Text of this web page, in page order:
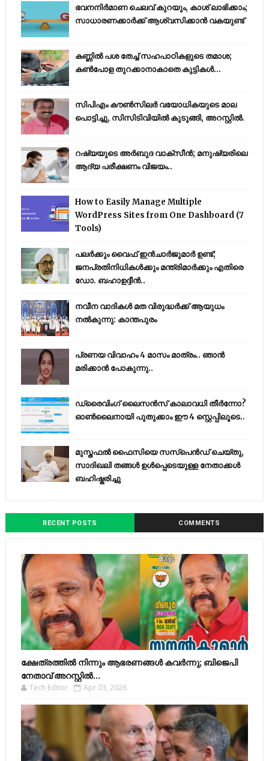
ഭവനനിർമാണ ചെലവ് കുറയും, കാശ് ലാഭിക്കാം;
സാധാരണക്കാർക്ക് ആശ്വസിക്കാൻ വകയുണ്ട്
കണ്ണിൽ പശ തേച്ച് സഹപാഠികളുടെ തമാശ;
കൺപോള തുറക്കാനാകാതെ കുട്ടികൾ...
സിപിഎം കൗണ്‍സിലര്‍ വയോധികയുടെ മാല
പൊട്ടിച്ചു, സിസിടിവിയില്‍ കുടുങ്ങി, അറസ്റ്റില്‍.
റഷ്യയുടെ അര്‍ബുദ വാക്‌സീന്‍; മനുഷ്യരിലെ
ആദ്യ പരീക്ഷണം വിജയം..
How to Easily Manage Multiple
WordPress Sites from One Dashboard (7
Tools)
പലർക്കും വൈഫ് ഇൻചാർജുമാർ ഉണ്ട്;
ജനപ്രതിനിധികൾക്കും മന്ത്രിമാർക്കും എതിരെ
ഡോ. ബഹാഉദ്ദീൻ..
നവീന വാദികൾ മത വിരുദ്ധർക്ക് ആയുധം
നൽകുന്നു: കാന്തപുരം
പ്രണയ വിവാഹം 4 മാസം മാത്രം.. ഞാൻ
മരിക്കാൻ പോകുന്നു..
ഡ്രൈവിംഗ് ലൈസൻസ് കാലാവധി തീർന്നോ?
ഓൺലൈനായി പുതുക്കാം ഈ 4 സ്റ്റെപ്പിലൂടെ..
മുസ്തഫൽ ഫൈസിയെ സസ്‌പെൻഡ് ചെയ്തു,
സാദിഖലി തങ്ങൾ ഉൾപ്പെടെയുള്ള നേതാക്കൾ
ബഹിഷ്കരിച്ചു
RECENT POSTS COMMENTS
ക്ഷേത്രത്തിൽ നിന്നും ആഭരണങ്ങൾ കവർന്നു; ബിജെപി
നേതാവ് അറസ്റ്റിൽ...
Tech Editor Apr 03, 2026